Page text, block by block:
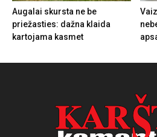
Augalai skursta ne be
priežasties: dažna klaida
kartojama kasmet